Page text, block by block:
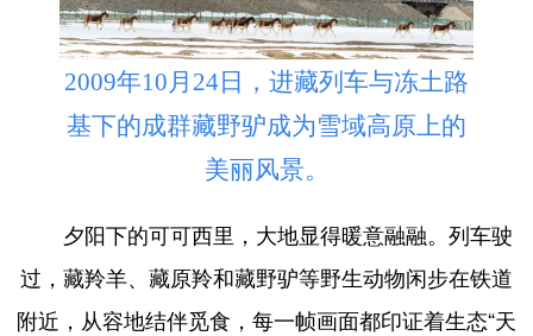
2009年10月24日，进藏列车与冻土路
基下的成群藏野驴成为雪域高原上的
美丽风景。
夕阳下的可可西里，大地显得暖意融融。列车驶
过，藏羚羊、藏原羚和藏野驴等野生动物闲步在铁道
附近，从容地结伴觅食，每一帧画面都印证着生态“天